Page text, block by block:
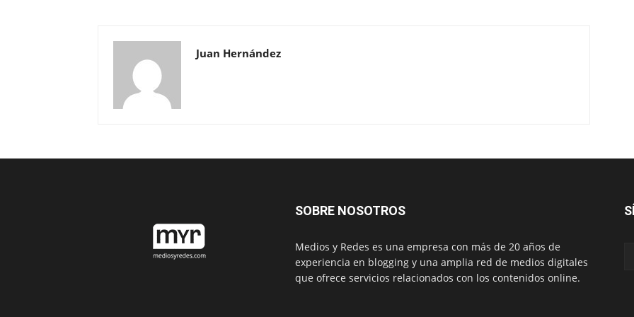
Juan Hernández
SOBRE NOSOTROS
Medios y Redes es una empresa con más de 20 años de
experiencia en blogging y una amplia red de medios digitales
que ofrece servicios relacionados con los contenidos online.